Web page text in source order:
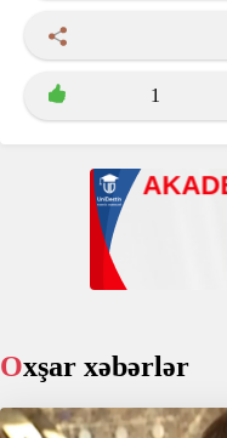
1
Oxşar xəbərlər